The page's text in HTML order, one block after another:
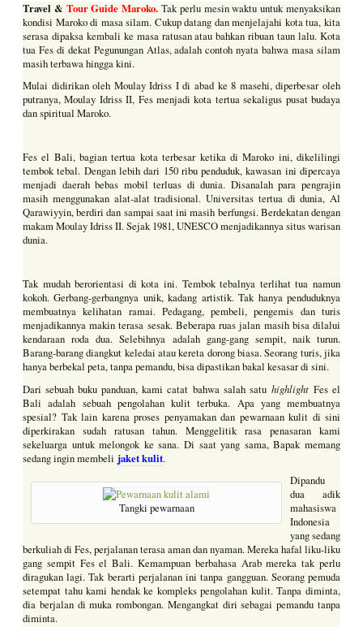
Travel & Tour Guide Maroko. Tak perlu mesin waktu untuk menyaksikan
kondisi Maroko di masa silam. Cukup datang dan menjelajahi kota tua, kita
serasa dipaksa kembali ke masa ratusan atau bahkan ribuan taun lalu. Kota
tua Fes di dekat Pegunungan Atlas, adalah contoh nyata bahwa masa silam
masih terbawa hingga kini.
Mulai didirikan oleh Moulay Idriss I di abad ke 8 masehi, diperbesar oleh
putranya, Moulay Idriss II, Fes menjadi kota tertua sekaligus pusat budaya
dan spiritual Maroko.
Fes el Bali, bagian tertua kota terbesar ketika di Maroko ini, dikelilingi
tembok tebal. Dengan lebih dari 150 ribu penduduk, kawasan ini dipercaya
menjadi daerah bebas mobil terluas di dunia. Disanalah para pengrajin
masih menggunakan alat-alat tradisional. Universitas tertua di dunia, Al
Qarawiyyin, berdiri dan sampai saat ini masih berfungsi. Berdekatan dengan
makam Moulay Idriss II. Sejak 1981, UNESCO menjadikannya situs warisan
dunia.
Tak mudah berorientasi di kota ini. Tembok tebalnya terlihat tua namun
kokoh. Gerbang-gerbangnya unik, kadang artistik. Tak hanya penduduknya
membuatnya kelihatan ramai. Pedagang, pembeli, pengemis dan turis
menjadikannya makin terasa sesak. Beberapa ruas jalan masih bisa dilalui
kendaraan roda dua. Selebihnya adalah gang-gang sempit, naik turun.
Barang-barang diangkut keledai atau kereta dorong biasa. Seorang turis, jika
hanya berbekal peta, tanpa pemandu, bisa dipastikan bakal kesasar di sini.
Dari sebuah buku panduan, kami catat bahwa salah satu highlightFes el
Bali adalah sebuah pengolahan kulit terbuka. Apa yang membuatnya
spesial? Tak lain karena proses penyamakan dan pewarnaan kulit di sini
diperkirakan sudah ratusan tahun. Menggelitik rasa penasaran kami
sekeluarga untuk melongok ke sana. Di saat yang sama, Bapak memang
sedang ingin membeli jaket kulit.
Tangki pewarnaan
Dipandu
dua adik
mahasiswa
Indonesia
yang sedang
berkuliah di Fes, perjalanan terasa aman dan nyaman. Mereka hafal liku-liku
gang sempit Fes el Bali. Kemampuan berbahasa Arab mereka tak perlu
diragukan lagi. Tak berarti perjalanan ini tanpa gangguan. Seorang pemuda
setempat tahu kami hendak ke kompleks pengolahan kulit. Tanpa diminta,
dia berjalan di muka rombongan. Mengangkat diri sebagai pemandu tanpa
diminta.